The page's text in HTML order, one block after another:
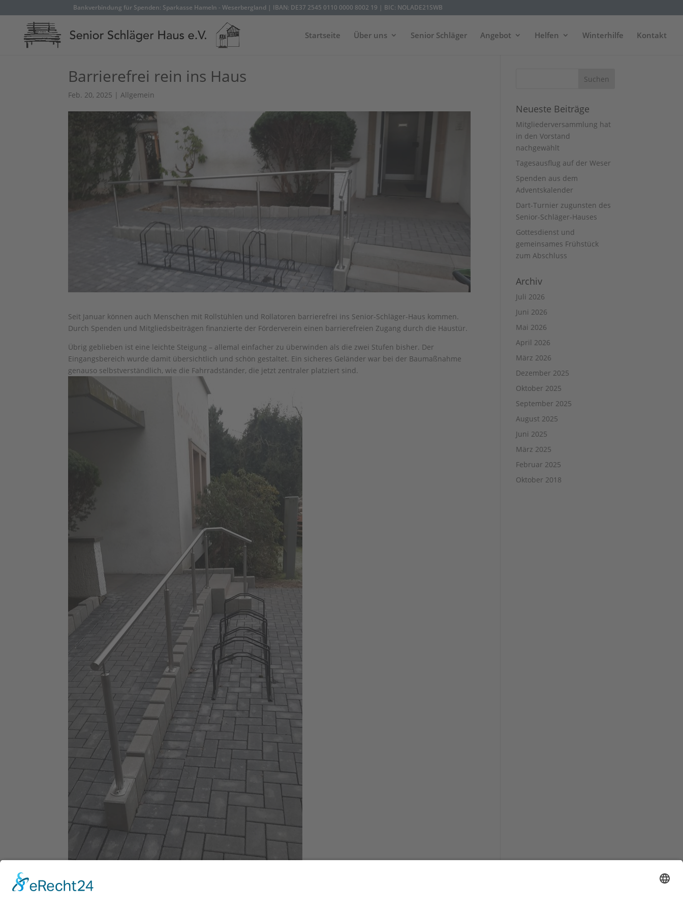
Bankverbindung für Spenden: Sparkasse Hameln - Weserbergland | IBAN: DE37 2545 0110 0000 8002 19 | BIC: NOLADE21SWB
Startseite Über uns Senior Schläger Angebot Helfen Winterhilfe Kontakt
Barrierefrei rein ins Haus
Feb. 20, 2025 |Allgemein
Seit Januar können auch Menschen mit Rollstühlen und Rollatoren barrierefrei ins Senior-Schläger-Haus kommen.
Durch Spenden und Mitgliedsbeiträgen finanzierte der Förderverein einen barrierefreien Zugang durch die Haustür.
Übrig geblieben ist eine leichte Steigung – allemal einfacher zu überwinden als die zwei Stufen bisher. Der
Eingangsbereich wurde damit übersichtlich und schön gestaltet. Ein sicheres Geländer war bei der Baumaßnahme
genauso selbstverständlich, wie die Fahrradständer, die jetzt zentraler platziert sind.
Neueste Beiträge
Mitgliederversammlung hat
in den Vorstand
nachgewählt
Tagesausflug auf der Weser
Spenden aus dem
Adventskalender
Dart-Turnier zugunsten des
Senior-Schläger-Hauses
Gottesdienst und
gemeinsames Frühstück
zum Abschluss
Archiv
Juli 2026
Juni 2026
Mai 2026
April 2026
März 2026
Dezember 2025
Oktober 2025
September 2025
August 2025
Juni 2025
März 2025
Februar 2025
Oktober 2018